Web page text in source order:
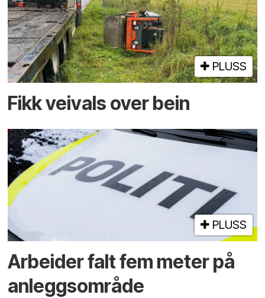
PLUSS
Fikk veivals over bein
PLUSS
Arbeider falt fem meter på
anleggsområde